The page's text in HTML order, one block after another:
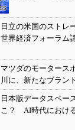
日立の米国のストレ
世界経済フォーラム
マツダのモータース
川に、新たなブラン
日本版データスペー
こ？ AI時代におけ